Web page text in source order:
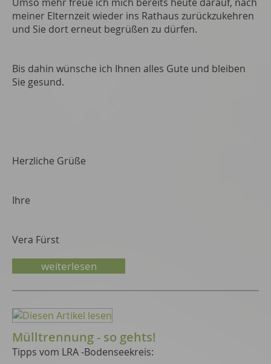
meiner Elternzeit wieder ins Rathaus zurückzukehren
und Sie dort erneut begrüßen zu dürfen.
Bis dahin wünsche ich Ihnen alles Gute und bleiben
Sie gesund.
Herzliche Grüße
Ihre
Vera Fürst
weiterlesen
Mülltrennung - so gehts!
Tipps vom LRA -Bodenseekreis: